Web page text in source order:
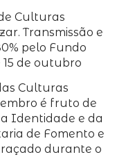
Culturas
Transmissão e
pelo Fundo
de outubro
Culturas
é fruto de
Identidade e da
de Fomento e
durante o